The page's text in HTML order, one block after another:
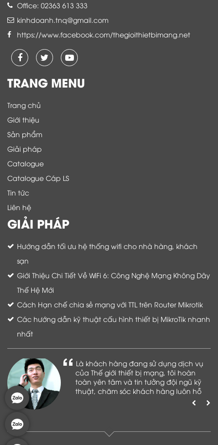
Office: 02363 613 333
kinhdoanh.tnq@gmail.com
https://www.facebook.com/thegioithietbimang.net
TRANG MENU
Trang chủ
Giới thiệu
Sản phẩm
Giải pháp
Catalogue
Catalogue Cáp LS
Tin tức
Liên hệ
GIẢI PHÁP
Hướng dẫn tối ưu hệ thống wifi cho nhà hàng, khách
sạn
Giới Thiệu Chi Tiết Về WiFi 6: Công Nghệ Mạng Không Dây
Thế Hệ Mới
Cách Hạn chế chia sẻ mạng với TTL trên Router Mikrotik
Các hướng dẫn kỹ thuật cấu hình thiết bị MikroTik nhanh
nhất
Là khách hàng đang sử dụng dịch vụ
của Thế giới thiết bị mạng, tôi hoàn
toàn yên tâm và tin tưởng đội ngũ kỹ
thuật, chăm sóc khách hàng luôn hỗ